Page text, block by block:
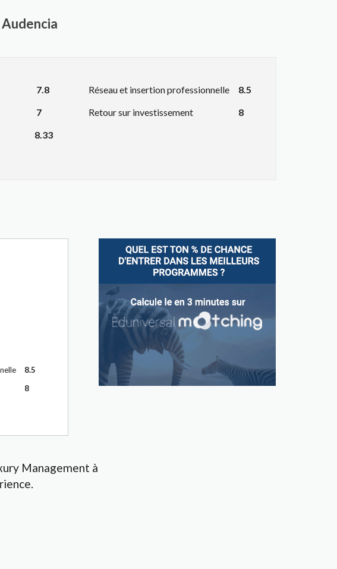
7.8
7
8.33
Réseau et insertion professionnelle
8.5
Retour sur investissement
8
8.5
8
Management à